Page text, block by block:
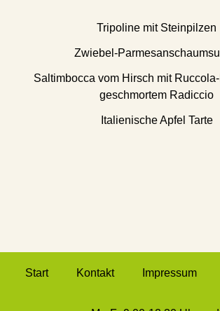
Tripoline mit Steinpilzen
Zwiebel-
Saltimbocca vom Hirsch mit
geschmortem Radiccio
Italienische Apfel Tarte
Start Kontakt Impressum